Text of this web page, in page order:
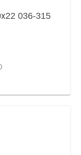
036-315